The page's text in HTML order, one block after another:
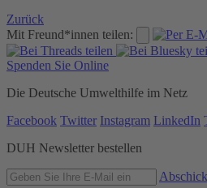
Zurück
Mit Freund*innen teilen:
Spenden Sie Online
Die Deutsche Umwelthilfe im Netz
Facebook Twitter Instagram LinkedIn
DUH Newsletter bestellen